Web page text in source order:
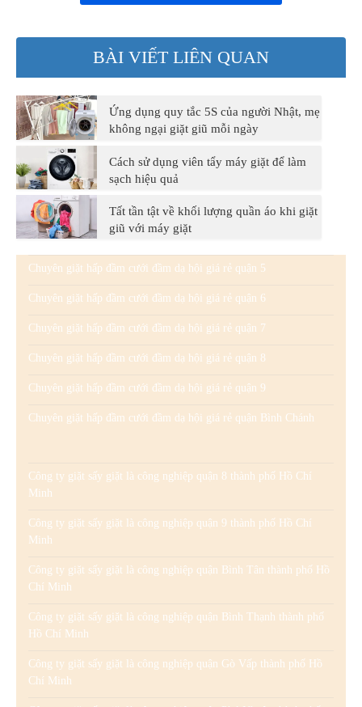
BÀI VIẾT LIÊN QUAN
Ứng dụng quy tắc 5S của người Nhật, mẹ
không ngại giặt giũ mỗi ngày
Cách sử dụng viên tẩy máy giặt để làm
sạch hiệu quả
Tất tần tật về khối lượng quần áo khi giặt
giũ với máy giặt
Chuyên giặt hấp đầm cưới đầm dạ hội giá rẻ quận 5
Chuyên giặt hấp đầm cưới đầm dạ hội giá rẻ quận 6
Chuyên giặt hấp đầm cưới đầm dạ hội giá rẻ quận 7
Chuyên giặt hấp đầm cưới đầm dạ hội giá rẻ quận 8
Chuyên giặt hấp đầm cưới đầm dạ hội giá rẻ quận 9
Chuyên giặt hấp đầm cưới đầm dạ hội giá rẻ quận Bình Chánh
Công ty giặt sấy giặt là công nghiệp quận 8 thành phố Hồ Chí
Minh
Công ty giặt sấy giặt là công nghiệp quận 9 thành phố Hồ Chí
Minh
Công ty giặt sấy giặt là công nghiệp quận Bình Tân thành phố Hồ
Chí Minh
Công ty giặt sấy giặt là công nghiệp quận Bình Thạnh thành phố
Hồ Chí Minh
Công ty giặt sấy giặt là công nghiệp quận Gò Vấp thành phố Hồ
Chí Minh